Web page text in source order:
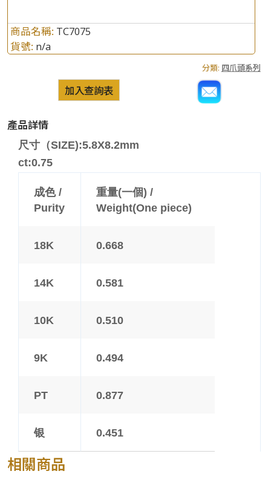
商品名稱: TC7075
貨號: n/a
分類: 四爪頭系列
加入查詢表
產品詳情
尺寸（SIZE):5.8X8.2mm
ct:0.75
成色 /
Purity
重量(一個) /
Weight(One piece)
18K 0.668
14K 0.581
10K 0.510
9K 0.494
PT 0.877
银 0.451
相關商品